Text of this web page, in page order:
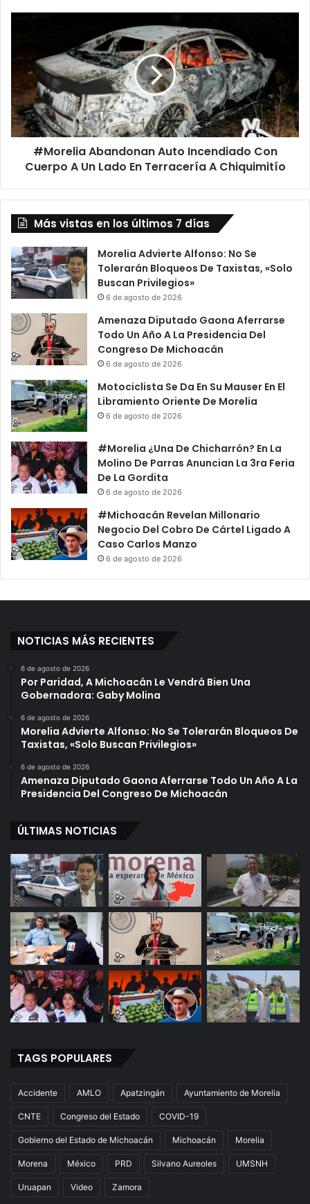
Incendiado
Cuerpo
A
Un
Lado
Terracería
#Morelia Abandonan Auto Incendiado Con
Cuerpo A Un Lado En Terracería A Chiquimitío
Más vistas en los últimos 7 días
Morelia Advierte Alfonso: No Se
Tolerarán Bloqueos De Taxistas, «Solo
Buscan Privilegios»
6 de agosto de 2026
Amenaza Diputado Gaona Aferrarse
Todo Un Año A La Presidencia Del
Congreso De Michoacán
6 de agosto de 2026
Motociclista Se Da En Su Mauser En El
Libramiento Oriente De Morelia
6 de agosto de 2026
#Morelia ¿Una De Chicharrón? En La
Molino De Parras Anuncian La 3ra Feria
De La Gordita
6 de agosto de 2026
#Michoacán Revelan Millonario
Negocio Del Cobro De Cártel Ligado A
Caso Carlos Manzo
6 de agosto de 2026
NOTICIAS MÁS RECIENTES
6 de agosto de 2026
Por Paridad, A Michoacán Le Vendrá Bien Una
Gobernadora: Gaby Molina
6 de agosto de 2026
Morelia Advierte Alfonso: No Se Tolerarán Bloqueos De
Taxistas, «Solo Buscan Privilegios»
6 de agosto de 2026
Amenaza Diputado Gaona Aferrarse Todo Un Año A La
Presidencia Del Congreso De Michoacán
ÚLTIMAS NOTICIAS
TAGS POPULARES
Accidente AMLO Apatzingán Ayuntamiento de Morelia
CNTE Congreso del Estado COVID-19
Gobierno del Estado de Michoacán Michoacán Morelia
Morena México PRD Silvano Aureoles UMSNH
Uruapan Video Zamora